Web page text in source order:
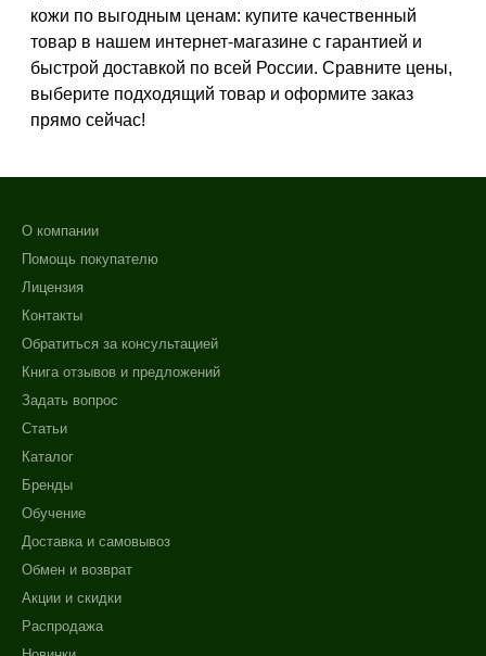
кожи по выгодным ценам: купите качественный
товар в нашем интернет-магазине с гарантией и
быстрой доставкой по всей России. Сравните цены,
выберите подходящий товар и оформите заказ
прямо сейчас!
О компании
Помощь покупателю
Лицензия
Контакты
Обратиться за консультацией
Книга отзывов и предложений
Задать вопрос
Статьи
Каталог
Бренды
Обучение
Доставка и самовывоз
Обмен и возврат
Акции и скидки
Распродажа